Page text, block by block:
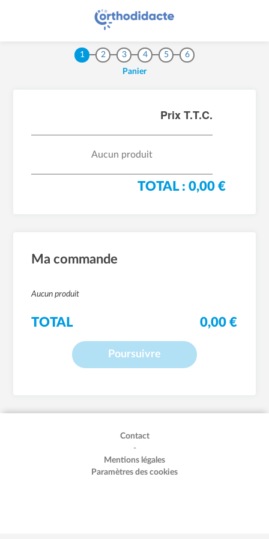
1 2 3 4 5 6
Panier
Prix T.T.C.
Aucun produit
TOTAL : 0,00 €
Ma commande
Aucun produit
TOTAL 0,00 €
Poursuivre
Contact
-
Mentions légales
Paramètres des cookies